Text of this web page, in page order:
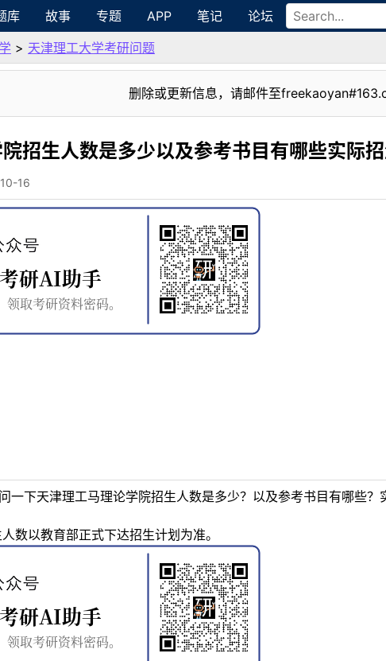
库 故事 专题 APP 笔记 论坛
> 天津理工大学考研问题
删除或更新信息，请邮件至
招生人数是多少以及参考书目有哪些实际
16
一下天津理工马理论学院招生人数是多少？以及参考书目有哪些？
数以教育部正式下达招生计划为准。